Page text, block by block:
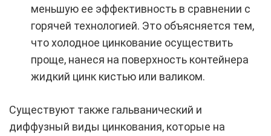
меньшую ее эффективность в сравнении с
горячей технологией. Это объясняется тем,
что холодное цинкование осуществить
проще, нанеся на поверхность контейнера
жидкий цинк кистью или валиком.
Существуют также гальванический и
диффузный виды цинкования, которые на